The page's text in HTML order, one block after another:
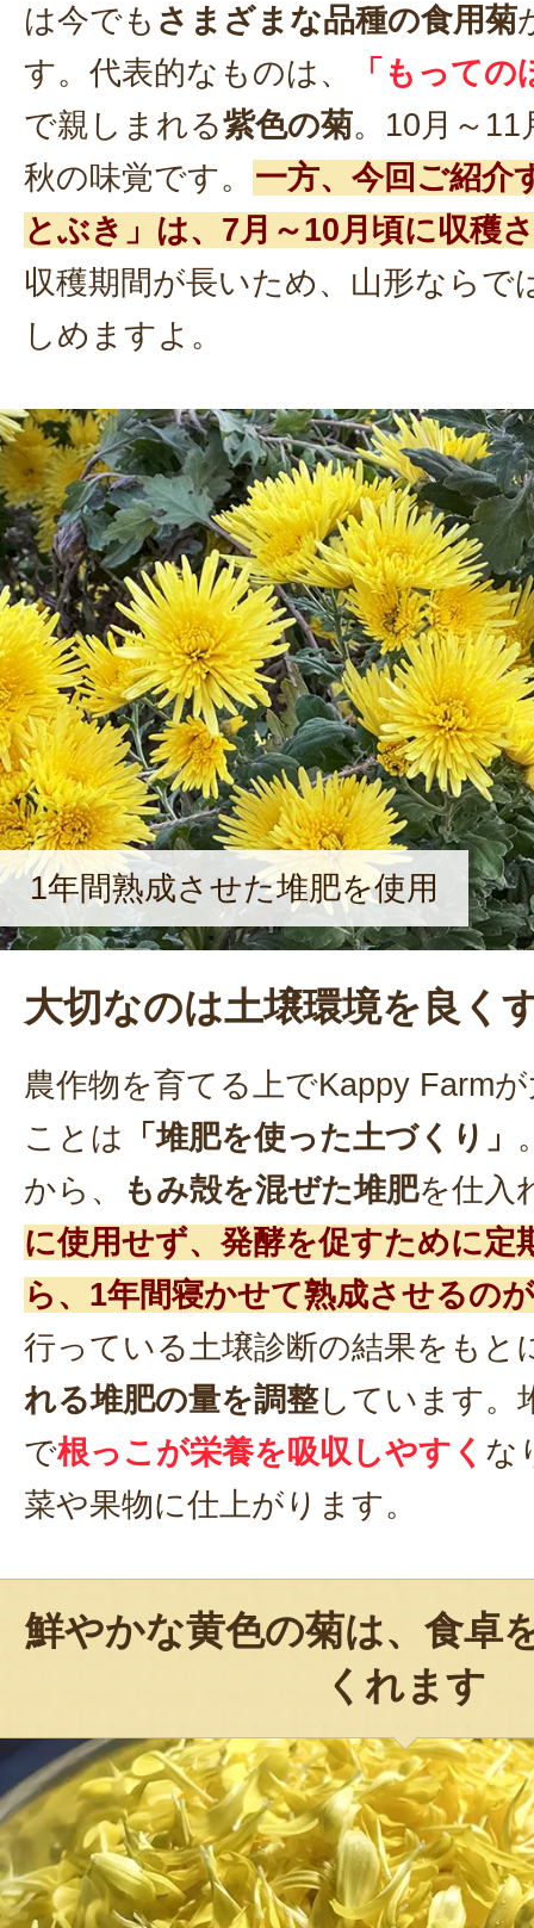
は今でも さまざまな品種の食用菊
す。代表的なものは、
「もっての
で親しまれる紫色の菊。10月～
秋の味覚です。 一方、今回ご紹介
とぶき」は、7月～10月頃に収穫
収穫期間が長いため、山形ならで
しめますよ。
1年間熟成させた堆肥を使用
大切なのは土壌環境を良く
農作物を育てる上でKappy Farm
ことは 「堆肥を使った土づくり」
から、
もみ殻を混ぜた堆肥を仕入
に使用せず、発酵を促すために定
ら、1年間寝かせて熟成させるの
行っている土壌診断の結果をもと
れる堆肥の量を調整しています。
で根っこが栄養を吸収しやすく な
菜や果物に仕上がります。
鮮やかな黄色の菊は、食卓
くれます